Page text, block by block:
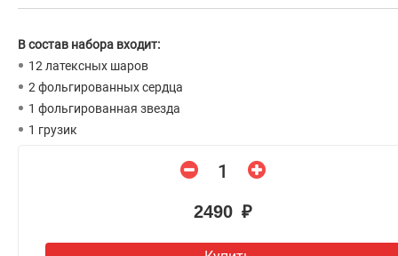
В состав набора входит:
12 латексных шаров
2 фольгированных сердца
1 фольгированная звезда
1 грузик
2490 ₽